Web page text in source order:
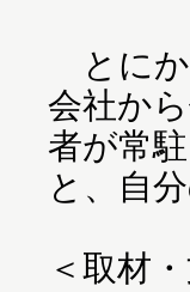
とにか
会社か
者が常
と、自
＜取材